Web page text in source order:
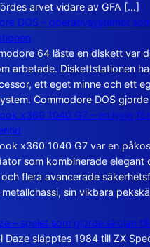
arvet vidare av GFA […]
DOS – operativsystemet
64 läste en diskett var
arbetade. Diskettstationen
ett eget minne och ett
Commodore DOS
x360 1040 G7 – en lyxig
x360 1040 G7 var en
som kombinerade elegant
flera avancerade
sin vikbara
– spelet som gjorde skolan
Daze släpptes 1984 till ZX